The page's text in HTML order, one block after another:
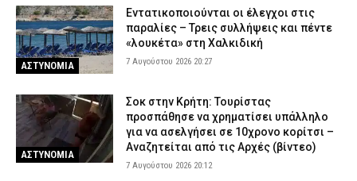
ΑΣΤΥΝΟΜΙΑ
Εντατικοποιούνται οι έλεγχοι στις
παραλίες – Τρεις συλλήψεις και πέντε
«λουκέτα» στη Χαλκιδική
7 Αυγούστου 2026 20:27
ΑΣΤΥΝΟΜΙΑ
Σοκ στην Κρήτη: Τουρίστας
προσπάθησε να χρηματίσει υπάλληλο
για να ασελγήσει σε 10χρονο κορίτσι –
Αναζητείται από τις Αρχές (βίντεο)
7 Αυγούστου 2026 20:12